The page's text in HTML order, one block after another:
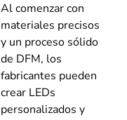
Al comenzar con
materiales precisos
y un proceso sólido
de DFM, los
fabricantes pueden
crear LEDs
personalizados y